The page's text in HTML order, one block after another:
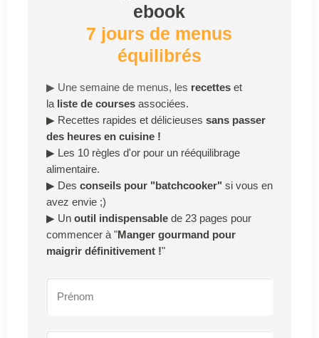
ebook
7 jours de menus
équilibrés
▶ Une semaine de menus, les recettes et
la liste de courses associées.
▶ Recettes rapides et délicieuses sans passer
des heures en cuisine !
▶ Les 10 règles d'or pour un rééquilibrage
alimentaire.
▶ Des conseils pour "batchcooker" si vous en
avez envie ;)
▶ Un outil indispensablede 23 pages pour
commencer à "Manger gourmand pour
maigrir définitivement !"